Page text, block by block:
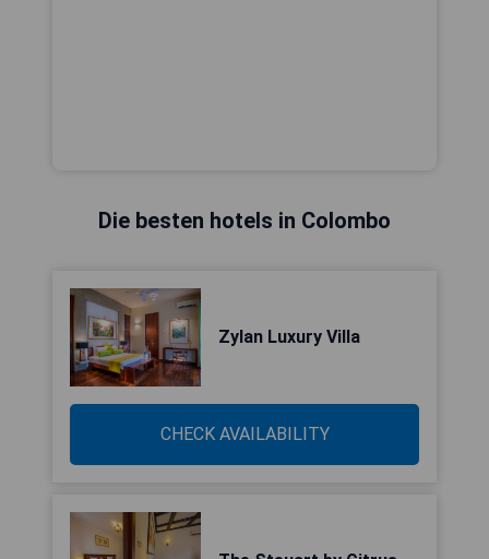
Die besten hotels in Colombo
Zylan Luxury Villa
CHECK AVAILABILITY